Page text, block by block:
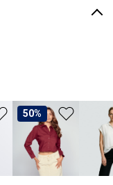
prenda, de manga
50%